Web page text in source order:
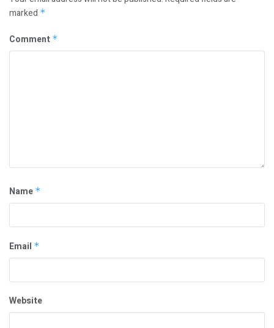
marked *
Comment *
Name *
Email *
Website